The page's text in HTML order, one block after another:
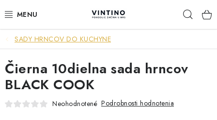
na
NÁBYTOK
VÝPREDAJ
ZÁVESNÉ HOJDACIE KRESLÁ
SADY HRNCOV DO KUCHYNE
Čierna 10dielna sada hrncov
BLACK COOK
Neohodnotené Podrobnosti hodnotenia